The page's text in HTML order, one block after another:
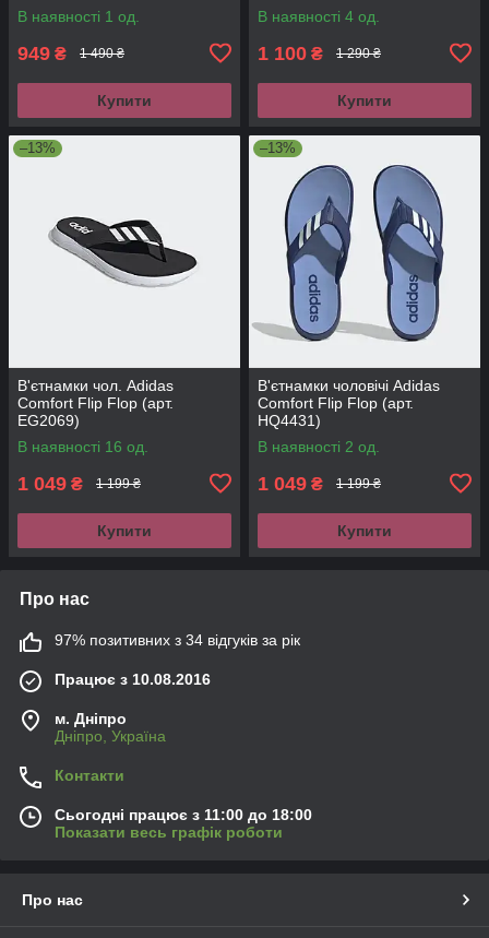
В наявності 1 од.
949 ₴ 1 490 ₴
Купити
В наявності 4 од.
1 100 ₴ 1 290 ₴
Купити
–13%
В'єтнамки чол. Adidas
Comfort Flip Flop (арт.
EG2069)
В наявності 16 од.
1 049 ₴ 1 199 ₴
Купити
–13%
В'єтнамки чоловічі Adidas
Comfort Flip Flop (арт.
HQ4431)
В наявності 2 од.
1 049 ₴ 1 199 ₴
Купити
Про нас
97% позитивних з 34 відгуків за рік
Працює з 10.08.2016
м. Дніпро
Дніпро, Україна
Контакти
Сьогодні працює з 11:00 до 18:00
Показати весь графік роботи
Про нас